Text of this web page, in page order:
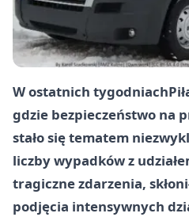
W ostatnich tygodniach
gdzie bezpieczeństwo na
stało się tematem
liczby wypadków z
tragiczne zdarzenia,
podjęcia intensywnych